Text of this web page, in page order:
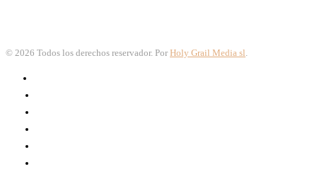
© 2026 Todos los derechos reservador. Por Holy Grail Media sl